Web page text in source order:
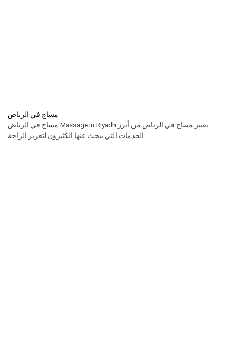
مساج في الرياض
مساج في الرياض Massage in Riyadh يعتبر مساج في الرياض من أبرز